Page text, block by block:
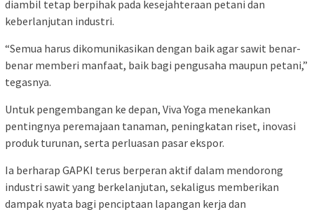
diambil tetap berpihak pada kesejahteraan petani dan
keberlanjutan industri.
“Semua harus dikomunikasikan dengan baik agar sawit benar-
benar memberi manfaat, baik bagi pengusaha maupun petani,”
tegasnya.
Untuk pengembangan ke depan, Viva Yoga menekankan
pentingnya peremajaan tanaman, peningkatan riset, inovasi
produk turunan, serta perluasan pasar ekspor.
Ia berharap GAPKI terus berperan aktif dalam mendorong
industri sawit yang berkelanjutan, sekaligus memberikan
dampak nyata bagi penciptaan lapangan kerja dan